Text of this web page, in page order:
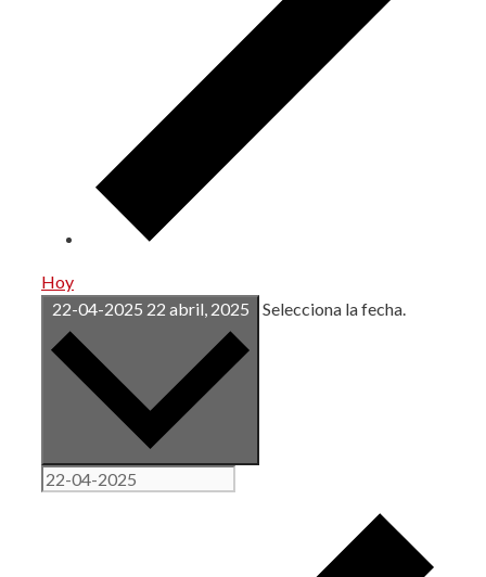
Hoy
22-04-2025 22 abril, 2025 Selecciona la fecha.